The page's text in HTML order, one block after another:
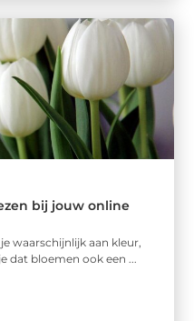
bij jouw online
waarschijnlijk aan kleur,
dat bloemen ook een ...